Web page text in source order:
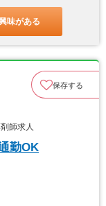
味がある
保存する
師求人
勤OK